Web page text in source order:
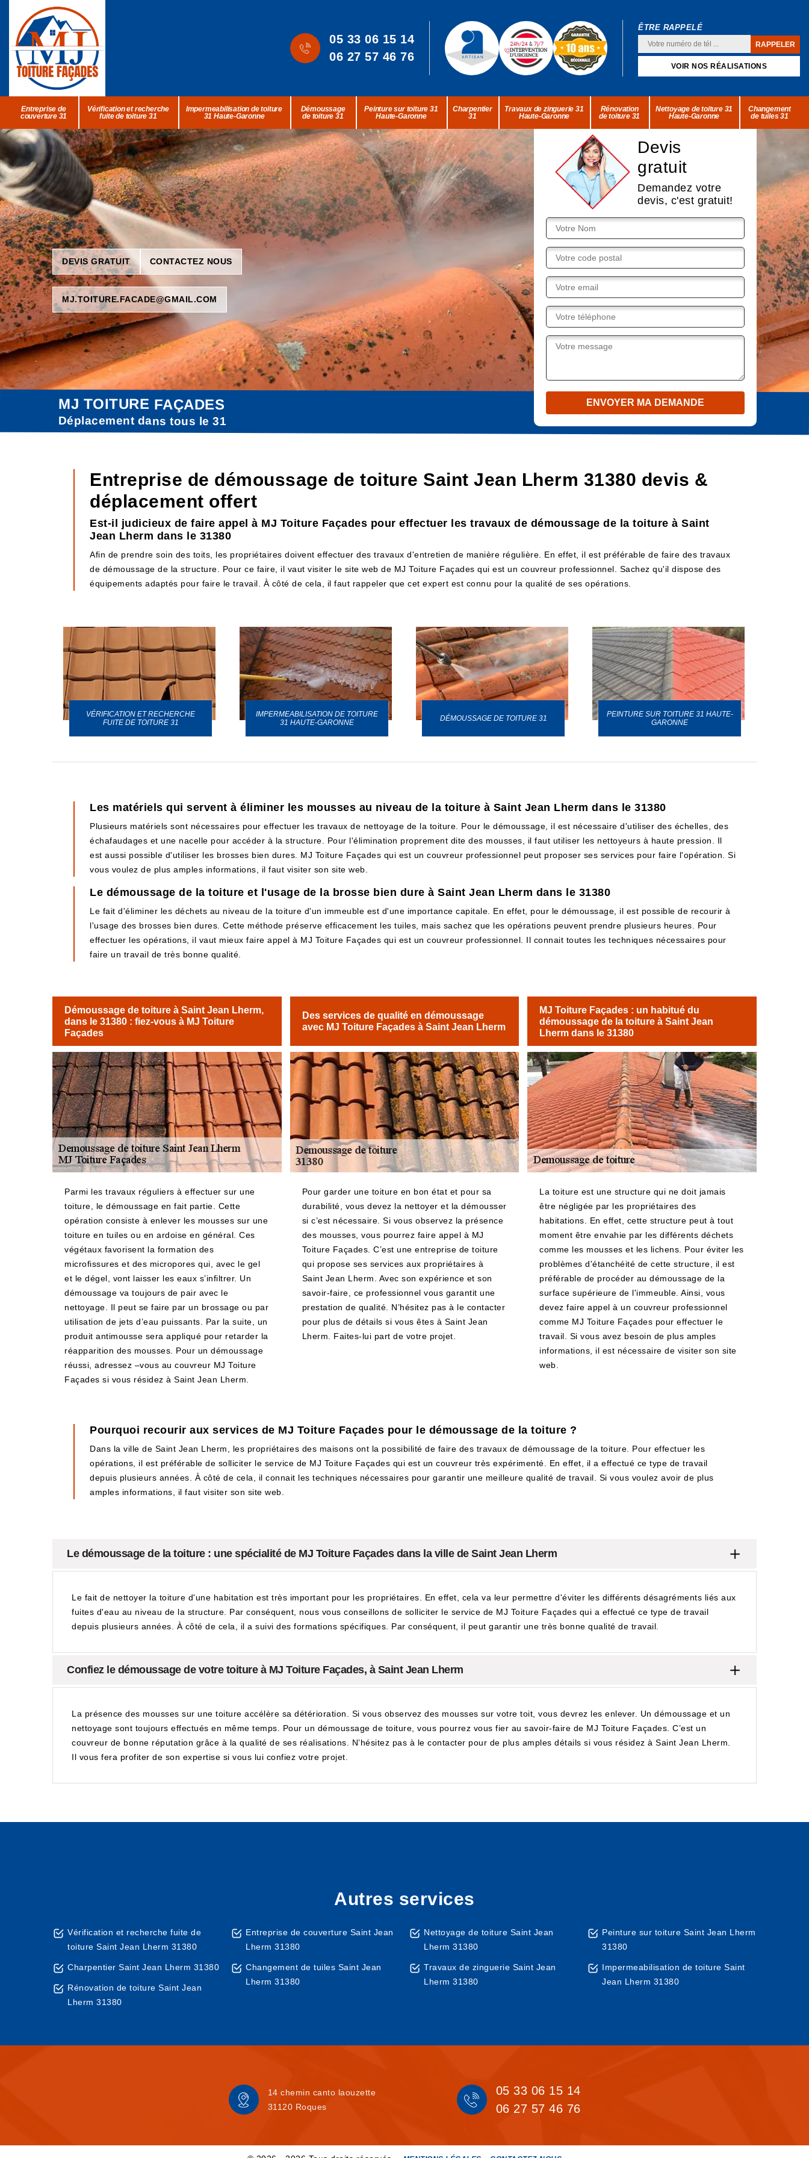
05 33 06 15 14
06 27 57 46 76
ÊTRE RAPPELÉ
VOIR NOS RÉALISATIONS
Entreprise de
couverture 31
Vérification et recherche
fuite de toiture 31
Impermeabilisation de toiture
31 Haute-Garonne
Démoussage
de toiture 31
Peinture sur toiture 31
Haute-Garonne
Charpentier
31
Travaux de zinguerie 31
Haute-Garonne
Rénovation
de toiture 31
Nettoyage de toiture 31
Haute-Garonne
Changement
de tuiles 31
DEVIS GRATUIT CONTACTEZ NOUS
MJ.TOITURE.FACADE@GMAIL.COM
Devis
gratuit
Demandez votre
devis, c'est gratuit!
MJ TOITURE FAÇADES
Déplacement dans tous le 31
Entreprise de démoussage de toiture Saint Jean Lherm 31380 devis &
déplacement offert
Est-il judicieux de faire appel à MJ Toiture Façades pour effectuer les travaux de démoussage de la toiture à Saint
Jean Lherm dans le 31380
Afin de prendre soin des toits, les propriétaires doivent effectuer des travaux d'entretien de manière régulière. En effet, il est préférable de faire des travaux
de démoussage de la structure. Pour ce faire, il vaut visiter le site web de MJ Toiture Façades qui est un couvreur professionnel. Sachez qu'il dispose des
équipements adaptés pour faire le travail. À côté de cela, il faut rappeler que cet expert est connu pour la qualité de ses opérations.
VÉRIFICATION ET RECHERCHE
FUITE DE TOITURE 31
IMPERMEABILISATION DE TOITURE
31 HAUTE-GARONNE
DÉMOUSSAGE DE TOITURE 31
PEINTURE SUR TOITURE 31 HAUTE-
GARONNE
Les matériels qui servent à éliminer les mousses au niveau de la toiture à Saint Jean Lherm dans le 31380
Plusieurs matériels sont nécessaires pour effectuer les travaux de nettoyage de la toiture. Pour le démoussage, il est nécessaire d'utiliser des échelles, des
échafaudages et une nacelle pour accéder à la structure. Pour l'élimination proprement dite des mousses, il faut utiliser les nettoyeurs à haute pression. Il
est aussi possible d'utiliser les brosses bien dures. MJ Toiture Façades qui est un couvreur professionnel peut proposer ses services pour faire l'opération. Si
vous voulez de plus amples informations, il faut visiter son site web.
Le démoussage de la toiture et l'usage de la brosse bien dure à Saint Jean Lherm dans le 31380
Le fait d'éliminer les déchets au niveau de la toiture d'un immeuble est d'une importance capitale. En effet, pour le démoussage, il est possible de recourir à
l'usage des brosses bien dures. Cette méthode préserve efficacement les tuiles, mais sachez que les opérations peuvent prendre plusieurs heures. Pour
effectuer les opérations, il vaut mieux faire appel à MJ Toiture Façades qui est un couvreur professionnel. Il connait toutes les techniques nécessaires pour
faire un travail de très bonne qualité.
Démoussage de toiture à Saint Jean Lherm,
dans le 31380 : fiez-vous à MJ Toiture
Façades
Parmi les travaux réguliers à effectuer sur une
toiture, le démoussage en fait partie. Cette
opération consiste à enlever les mousses sur une
toiture en tuiles ou en ardoise en général. Ces
végétaux favorisent la formation des
microfissures et des micropores qui, avec le gel
et le dégel, vont laisser les eaux s’infiltrer. Un
démoussage va toujours de pair avec le
nettoyage. Il peut se faire par un brossage ou par
utilisation de jets d’eau puissants. Par la suite, un
produit antimousse sera appliqué pour retarder la
réapparition des mousses. Pour un démoussage
réussi, adressez –vous au couvreur MJ Toiture
Façades si vous résidez à Saint Jean Lherm.
Des services de qualité en démoussage
avec MJ Toiture Façades à Saint Jean Lherm
Pour garder une toiture en bon état et pour sa
durabilité, vous devez la nettoyer et la démousser
si c’est nécessaire. Si vous observez la présence
des mousses, vous pourrez faire appel à MJ
Toiture Façades. C’est une entreprise de toiture
qui propose ses services aux propriétaires à
Saint Jean Lherm. Avec son expérience et son
savoir-faire, ce professionnel vous garantit une
prestation de qualité. N’hésitez pas à le contacter
pour plus de détails si vous êtes à Saint Jean
Lherm. Faites-lui part de votre projet.
MJ Toiture Façades : un habitué du
démoussage de la toiture à Saint Jean
Lherm dans le 31380
La toiture est une structure qui ne doit jamais
être négligée par les propriétaires des
habitations. En effet, cette structure peut à tout
moment être envahie par les différents déchets
comme les mousses et les lichens. Pour éviter les
problèmes d'étanchéité de cette structure, il est
préférable de procéder au démoussage de la
surface supérieure de l'immeuble. Ainsi, vous
devez faire appel à un couvreur professionnel
comme MJ Toiture Façades pour effectuer le
travail. Si vous avez besoin de plus amples
informations, il est nécessaire de visiter son site
web.
Pourquoi recourir aux services de MJ Toiture Façades pour le démoussage de la toiture ?
Dans la ville de Saint Jean Lherm, les propriétaires des maisons ont la possibilité de faire des travaux de démoussage de la toiture. Pour effectuer les
opérations, il est préférable de solliciter le service de MJ Toiture Façades qui est un couvreur très expérimenté. En effet, il a effectué ce type de travail
depuis plusieurs années. À côté de cela, il connait les techniques nécessaires pour garantir une meilleure qualité de travail. Si vous voulez avoir de plus
amples informations, il faut visiter son site web.
Le démoussage de la toiture : une spécialité de MJ Toiture Façades dans la ville de Saint Jean Lherm
Le fait de nettoyer la toiture d'une habitation est très important pour les propriétaires. En effet, cela va leur permettre d'éviter les différents désagréments liés aux
fuites d'eau au niveau de la structure. Par conséquent, nous vous conseillons de solliciter le service de MJ Toiture Façades qui a effectué ce type de travail
depuis plusieurs années. À côté de cela, il a suivi des formations spécifiques. Par conséquent, il peut garantir une très bonne qualité de travail.
Confiez le démoussage de votre toiture à MJ Toiture Façades, à Saint Jean Lherm
La présence des mousses sur une toiture accélère sa détérioration. Si vous observez des mousses sur votre toit, vous devrez les enlever. Un démoussage et un
nettoyage sont toujours effectués en même temps. Pour un démoussage de toiture, vous pourrez vous fier au savoir-faire de MJ Toiture Façades. C’est un
couvreur de bonne réputation grâce à la qualité de ses réalisations. N’hésitez pas à le contacter pour de plus amples détails si vous résidez à Saint Jean Lherm.
Il vous fera profiter de son expertise si vous lui confiez votre projet.
Autres services
Vérification et recherche fuite de
toiture Saint Jean Lherm 31380
Charpentier Saint Jean Lherm 31380
Rénovation de toiture Saint Jean
Lherm 31380
Entreprise de couverture Saint Jean
Lherm 31380
Changement de tuiles Saint Jean
Lherm 31380
Nettoyage de toiture Saint Jean
Lherm 31380
Travaux de zinguerie Saint Jean
Lherm 31380
Peinture sur toiture Saint Jean Lherm
31380
Impermeabilisation de toiture Saint
Jean Lherm 31380
14 chemin canto laouzette
31120 Roques
05 33 06 15 14
06 27 57 46 76